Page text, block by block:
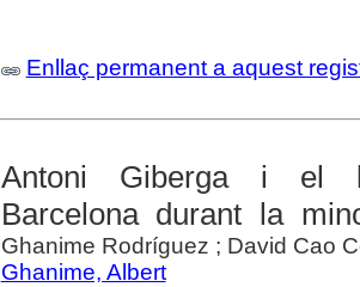
Enllaç permanent a aquest
Antoni Giberga i el
Barcelona durant la
Ghanime Rodríguez ; David Cao
Ghanime, Albert